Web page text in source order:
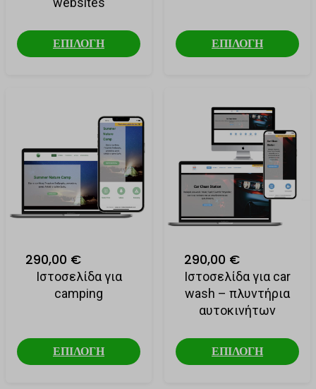
ΕΠΙΛΟΓΗ ΕΠΙΛΟΓΗ
290,00 €
Ιστοσελίδα για
camping
ΕΠΙΛΟΓΗ
290,00 €
Ιστοσελίδα για car
wash – πλυντήρια
αυτοκινήτων
ΕΠΙΛΟΓΗ